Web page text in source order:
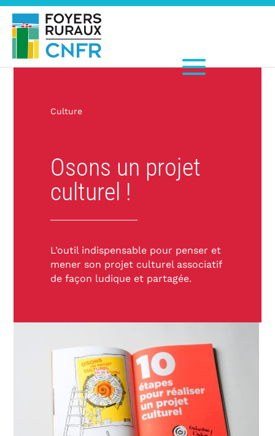
Culture
Osons un projet
culturel !
L’outil indispensable pour penser et
mener son projet culturel associatif
de façon ludique et partagée.